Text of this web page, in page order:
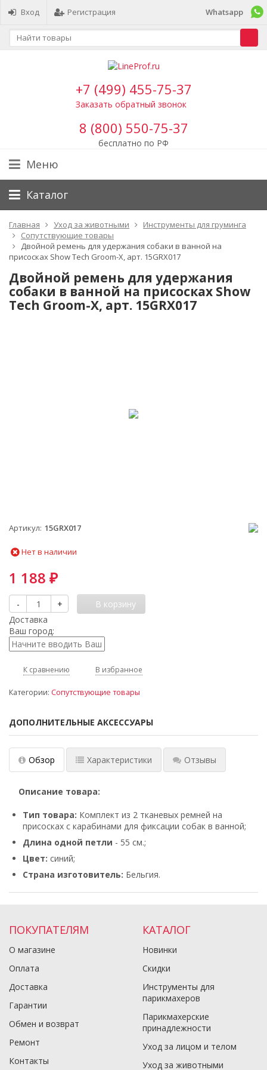
Вход Регистрация Whatsapp
+7 (499) 455-75-37
Заказать обратный звонок
8 (800) 550-75-37
бесплатно по РФ
Меню
Каталог
Главная Уход за животными
Инструменты для груминга
Сопутствующие товары
Двойной ремень для удержания собаки в ванной на
присосках Show Tech Groom-X, арт. 15GRX017
Двойной ремень для удержания
собаки в ванной на присосках Show
Tech Groom-X, арт. 15GRX017
Артикул 15GRX017
Нет в наличии
1 188 ₽
- +
В корзину
Доставка
Ваш город:
К сравнению В избранное
Категории: Сопутствующие товары
ДОПОЛНИТЕЛЬНЫЕ АКСЕССУАРЫ
Обзор Характеристики Отзывы
Описание товара:
Тип товара: Комплект из 2 тканевых ремней на
присосках с карабинами для фиксации собак в ванной;
Длина одной петли - 55 см.;
Цвет: синий;
Страна изготовитель: Бельгия.
ПОКУПАТЕЛЯМ
О магазине
Оплата
Доставка
Гарантии
Обмен и возврат
Ремонт
Контакты
КАТАЛОГ
Новинки
Скидки
Инструменты для
парикмахеров
Парикмахерские
принадлежности
Уход за лицом и телом
Уход за животными